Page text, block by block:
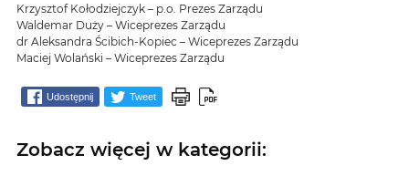
Krzysztof Kołodziejczyk – p.o. Prezes Zarządu
Waldemar Duży – Wiceprezes Zarządu
dr Aleksandra Ścibich-Kopiec – Wiceprezes Zarządu
Maciej Wolański – Wiceprezes Zarządu
Udostępnij Tweet
Zobacz więcej w kategorii: